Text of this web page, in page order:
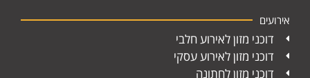
אירועים
דוכני מזון לאירוע חלבי
דוכני מזון לאירוע עסקי
דוכני מזון לחתונה